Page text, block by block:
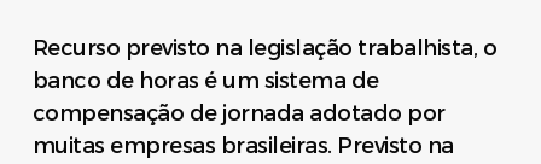
Recurso previsto na legislação trabalhista, o
banco de horas é um sistema de
compensação de jornada adotado por
muitas empresas brasileiras. Previsto na